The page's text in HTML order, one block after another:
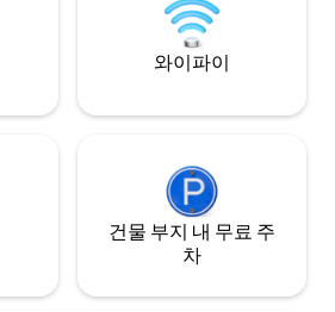
Plaza comercial
• Acuario a 8min en
Ocean a 900m 2
와이파이
건물 부지 내 무료 주
차